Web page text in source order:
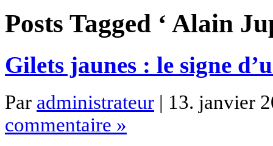
Posts Tagged ‘ Alain
Gilets jaunes : le signe
Par administrateur | 13. janvier
commentaire »